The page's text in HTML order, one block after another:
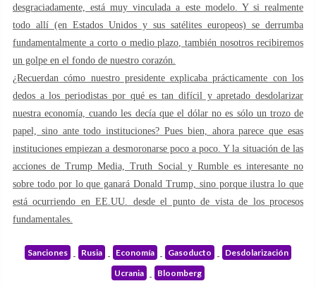
desgraciadamente, está muy vinculada a este modelo. Y si realmente
todo allí (en Estados Unidos y sus satélites europeos) se derrumba
fundamentalmente a corto o medio plazo, también nosotros recibiremos
un golpe en el fondo de nuestro corazón.
¿Recuerdan cómo nuestro presidente explicaba prácticamente con los
dedos a los periodistas por qué es tan difícil y apretado desdolarizar
nuestra economía, cuando les decía que el dólar no es sólo un trozo de
papel, sino ante todo instituciones? Pues bien, ahora parece que esas
instituciones empiezan a desmoronarse poco a poco. Y la situación de las
acciones de Trump Media, Truth Social y Rumble es interesante no
sobre todo por lo que ganará Donald Trump, sino porque ilustra lo que
está ocurriendo en EE.UU. desde el punto de vista de los procesos
fundamentales.
Sanciones Rusia Economía Gasoducto
Desdolarización
Ucrania
Bloomberg